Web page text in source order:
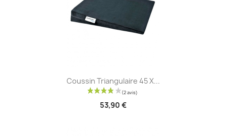
Coussin Triangulaire 45 X...
53,90 €